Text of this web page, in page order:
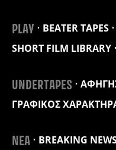
PLAY BEATER TAPES
SHORT FILM LIBRARY
UNDERTAPES
ΓΡΑΦΙΚΟΣ
ΝΕΑ BREAKING